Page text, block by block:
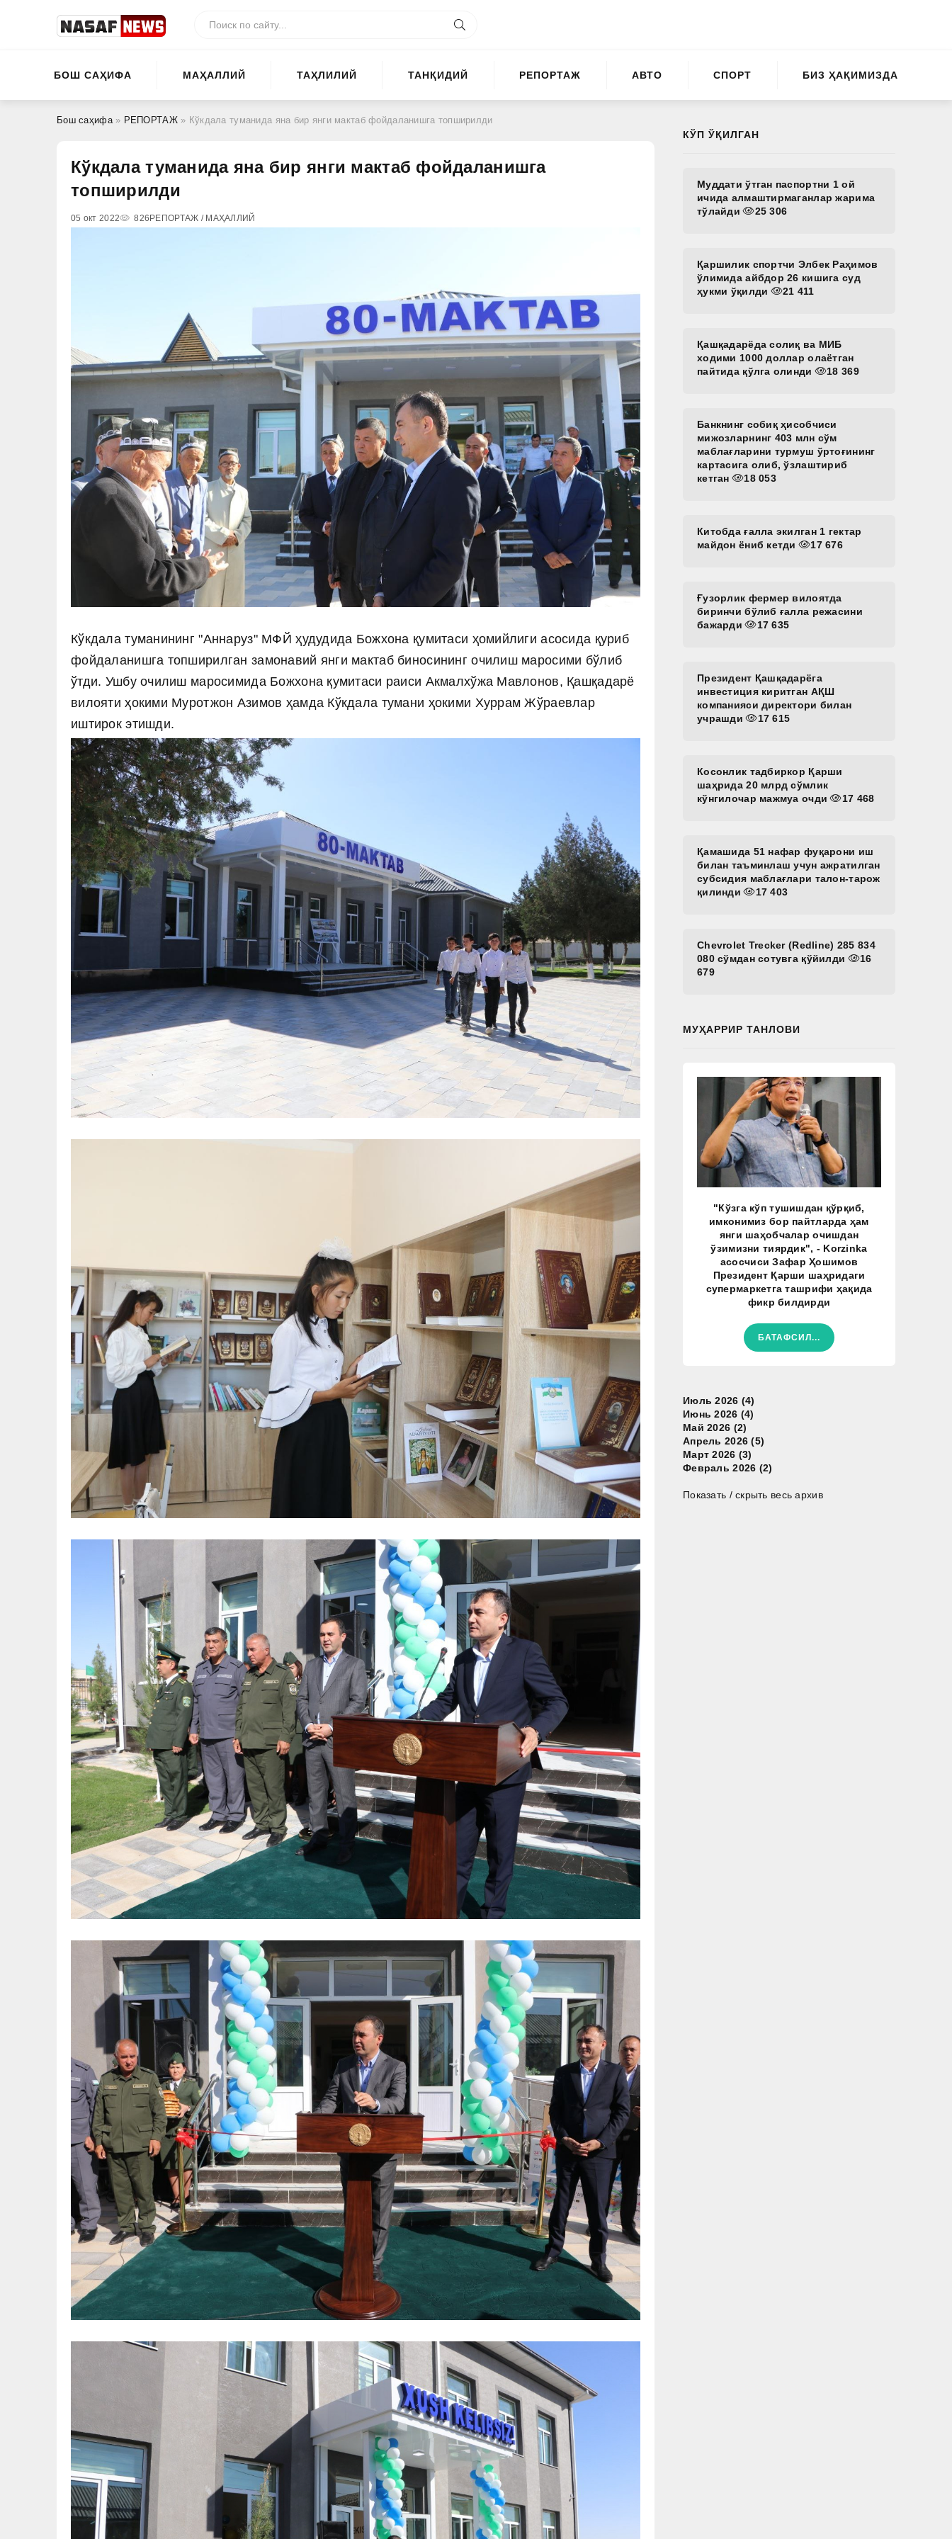
БОШ САҲИФА МАҲАЛЛИЙ ТАҲЛИЛИЙ ТАНҚИДИЙ РЕПОРТАЖ АВТО СПОРТ БИЗ ҲАҚИМИЗДА
Бош саҳифа» РЕПОРТАЖ» Кўкдала туманида яна бир янги мактаб фойдаланишга топширилди
Кўкдала туманида яна бир янги мактаб фойдаланишга
топширилди
05 окт 2022 826 РЕПОРТАЖ / МАҲАЛЛИЙ
Кўкдала туманининг "Аннаруз" МФЙ ҳудудида Божхона қумитаси ҳомийлиги асосида қуриб
фойдаланишга топширилган замонавий янги мактаб биносининг очилиш маросими бўлиб
ўтди. Ушбу очилиш маросимида Божхона қумитаси раиси Акмалхўжа Мавлонов, Қашқадарё
вилояти ҳокими Муротжон Азимов ҳамда Кўкдала тумани ҳокими Хуррам Жўраевлар
иштирок этишди.
КЎП ЎҚИЛГАН
Муддати ўтган паспортни 1 ой
ичида алмаштирмаганлар жарима
тўлайди
25 306
Қаршилик спортчи Элбек Раҳимов
ўлимида айбдор 26 кишига суд
ҳукми ўқилди
21 411
Қашқадарёда солиқ ва МИБ
ходими 1000 доллар олаётган
пайтида қўлга олинди
18 369
Банкнинг собиқ ҳисобчиси
мижозларнинг 403 млн сўм
маблағларини турмуш ўртоғининг
картасига олиб, ўзлаштириб
кетган
18 053
Китобда ғалла экилган 1 гектар
майдон ёниб кетди
17 676
Ғузорлик фермер вилоятда
биринчи бўлиб ғалла режасини
бажарди
17 635
Президент Қашқадарёга
инвестиция киритган АҚШ
компанияси директори билан
учрашди
17 615
Косонлик тадбиркор Қарши
шаҳрида 20 млрд сўмлик
кўнгилочар мажмуа очди
17 468
Қамашида 51 нафар фуқарони иш
билан таъминлаш учун ажратилган
субсидия маблағлари талон-тарож
қилинди
17 403
Chevrolet Trecker (Redline) 285 834
080 сўмдан сотувга қўйилди
16
679
МУҲАРРИР ТАНЛОВИ
"Кўзга кўп тушишдан қўрқиб,
имконимиз бор пайтларда ҳам
янги шаҳобчалар очишдан
ўзимизни тиярдик", - Korzinka
асосчиси Зафар Ҳошимов
Президент Қарши шаҳридаги
супермаркетга ташрифи ҳақида
фикр билдирди
БАТАФСИЛ...
Июль 2026 (4)
Июнь 2026 (4)
Май 2026 (2)
Апрель 2026 (5)
Март 2026 (3)
Февраль 2026 (2)
Показать / скрыть весь архив